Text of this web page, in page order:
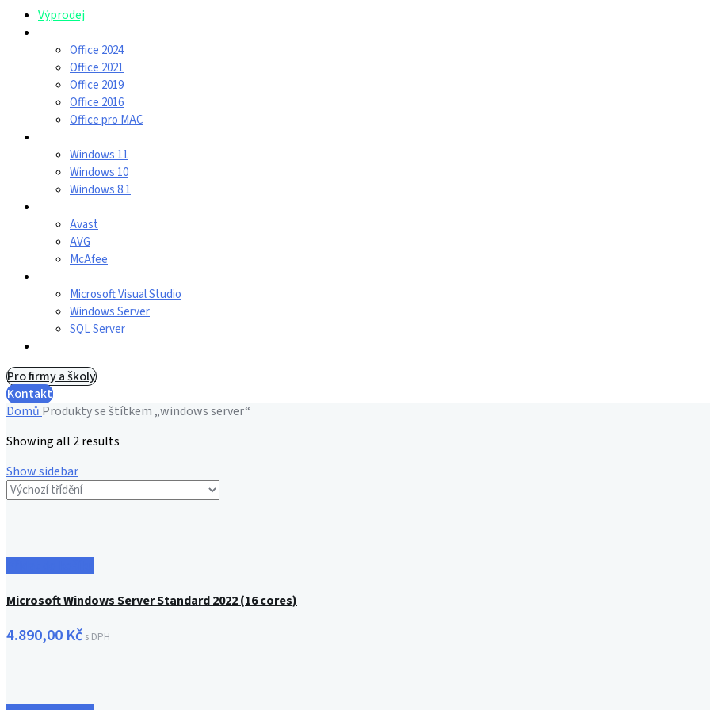
Výprodej
Office 2024
Office 2021
Office 2019
Office 2016
Office pro MAC
Windows 11
Windows 10
Windows 8.1
Avast
AVG
McAfee
Microsoft Visual Studio
Windows Server
SQL Server
Pro firmy a školy
Kontakt
Domů Produkty se štítkem „windows server“
Showing all 2 results
Show sidebar
Microsoft Windows Server Standard 2022 (16 cores)
4.890,00 Kč s DPH